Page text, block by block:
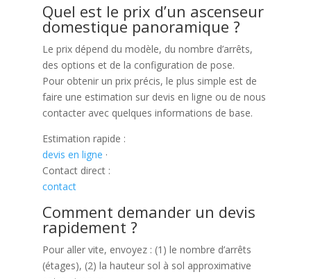
Quel est le prix d’un ascenseur
domestique panoramique ?
Le prix dépend du modèle, du nombre d’arrêts,
des options et de la configuration de pose.
Pour obtenir un prix précis, le plus simple est de
faire une estimation sur devis en ligne ou de nous
contacter avec quelques informations de base.
Estimation rapide :
devis en ligne ·
Contact direct :
contact
Comment demander un devis
rapidement ?
Pour aller vite, envoyez : (1) le nombre d’arrêts
(étages), (2) la hauteur sol à sol approximative